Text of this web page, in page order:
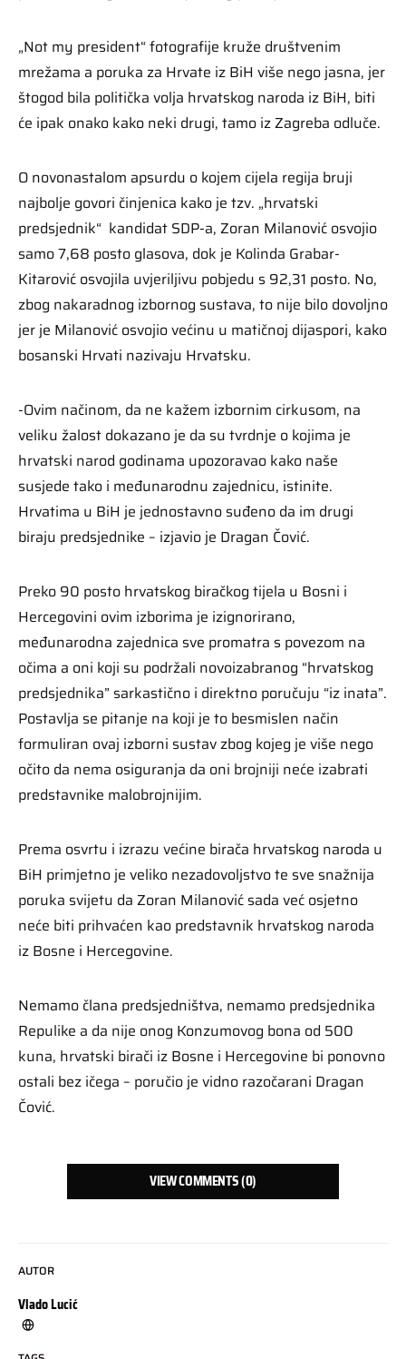
AUTOR
Vlado Lucić
„Not my president“ fotografije kruže društvenim
mrežama a poruka za Hrvate iz BiH više nego jasna, jer
štogod bila politička volja hrvatskog naroda iz BiH, biti
će ipak onako kako neki drugi, tamo iz Zagreba odluče.
O novonastalom apsurdu o kojem cijela regija bruji
najbolje govori činjenica kako je tzv. „hrvatski
predsjednik“ kandidat SDP-a, Zoran Milanović osvojio
samo 7,68 posto glasova, dok je Kolinda Grabar-
Kitarović osvojila uvjeriljivu pobjedu s 92,31 posto. No,
zbog nakaradnog izbornog sustava, to nije bilo dovoljno
jer je Milanović osvojio većinu u matičnoj dijaspori, kako
bosanski Hrvati nazivaju Hrvatsku.
-Ovim načinom, da ne kažem izbornim cirkusom, na
veliku žalost dokazano je da su tvrdnje o kojima je
hrvatski narod godinama upozoravao kako naše
susjede tako i međunarodnu zajednicu, istinite.
Hrvatima u BiH je jednostavno suđeno da im drugi
biraju predsjednike – izjavio je Dragan Čović.
Preko 90 posto hrvatskog biračkog tijela u Bosni i
Hercegovini ovim izborima je izignorirano,
međunarodna zajednica sve promatra s povezom na
očima a oni koji su podržali novoizabranog “hrvatskog
predsjednika” sarkastično i direktno poručuju “iz inata”.
Postavlja se pitanje na koji je to besmislen način
formuliran ovaj izborni sustav zbog kojeg je više nego
očito da nema osiguranja da oni brojniji neće izabrati
predstavnike malobrojnijim.
Prema osvrtu i izrazu većine birača hrvatskog naroda u
BiH primjetno je veliko nezadovoljstvo te sve snažnija
poruka svijetu da Zoran Milanović sada već osjetno
neće biti prihvaćen kao predstavnik hrvatskog naroda
iz Bosne i Hercegovine.
Nemamo člana predsjedništva, nemamo predsjednika
Repulike a da nije onog Konzumovog bona od 500
kuna, hrvatski birači iz Bosne i Hercegovine bi ponovno
ostali bez ičega – poručio je vidno razočarani Dragan
Čović.
VIEW COMMENTS (0)